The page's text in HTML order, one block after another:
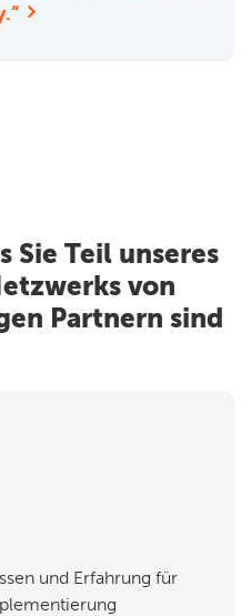
Sie Teil unseres
von
Partnern sind
und Erfahrung für